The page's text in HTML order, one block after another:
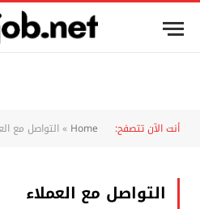
أنت الآن تتصفح: Home
»التواصل مع
التواصل مع العملاء